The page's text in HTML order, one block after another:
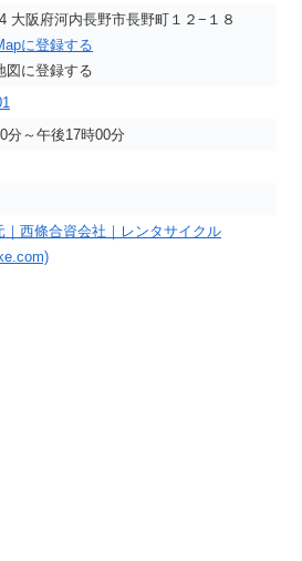
大阪府河内長野市長野町１２−１８
に登録する
図に登録する
分～午後17時00分
｜西條合資会社｜レンタサイクル